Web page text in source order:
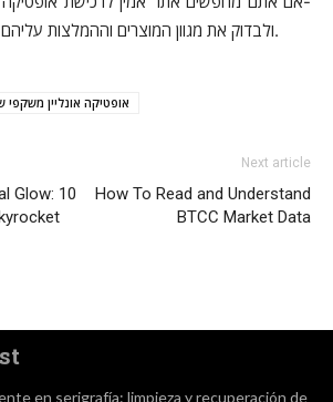
ולבדוק את מגוון המוצרים וההמלצות עליהם.
אופטיקה אונליין
Glow: 10
Next article
How To Read and Understand
BTCC Market Data
en serigrafía: limpieza y recuperación de